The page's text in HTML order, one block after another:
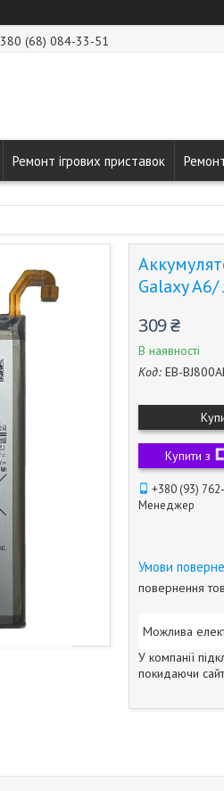
(68) 084-33-51
Ремонт ігрових приставок
Galaxy A6/
309 ₴
В наявності
Код: EB-
Купити з
+380 (93)
Менеджер
повернення
У компанії
покидаючи